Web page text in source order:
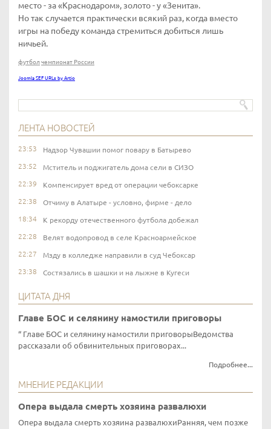
место - за «Краснодаром», золото - у «Зенита».
Но так случается практически всякий раз, когда вместо
игры на победу команда стремиться добиться лишь
ничьей.
футбол чемпионат России
Joomla SEF URLs by Artio
ЛЕНТА НОВОСТЕЙ
23:53 Надзор Чувашии помог повару в Батырево
23:52 Мститель и поджигатель дома сели в СИЗО
22:39 Компенсирует вред от операции чебоксарке
22:38 Отчиму в Алатыре - условно, фирме - дело
18:34 К рекорду отечественного футбола добежал
22:28 Велят водопровод в селе Красноармейское
22:27 Мзду в колледже направили в суд Чебоксар
23:38 Состязались в шашки и на лыжне в Кугеси
ЦИТАТА ДНЯ
Главе БОС и селянину намостили приговоры
Главе БОС и селянину намостили приговорыВедомства
рассказали об обвинительных приговорах...
Подробнее...
МНЕНИЕ РЕДАКЦИИ
Опера выдала смерть хозяина развалюхи
Опера выдала смерть хозяина развалюхиРанняя, чем позже